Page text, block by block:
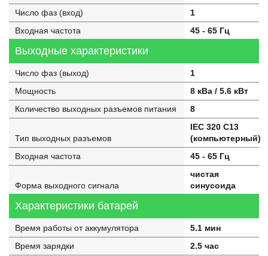
Число фаз (вход)
1
Входная частота
45 - 65 Гц
Выходные характеристики
Число фаз (выход)
1
Мощность
8 кВа / 5.6 кВт
Количество выходных разъемов питания
8
Тип выходных разъемов
IEC 320 C13
(компьютерный)
Входная частота
45 - 65 Гц
Форма выходного сигнала
чистая
синусоида
Характеристики батарей
Время работы от аккумулятора
5.1 мин
Время зарядки
2.5 час